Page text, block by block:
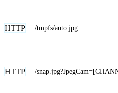
HTTP /tmpfs/auto.jpg
HTTP /